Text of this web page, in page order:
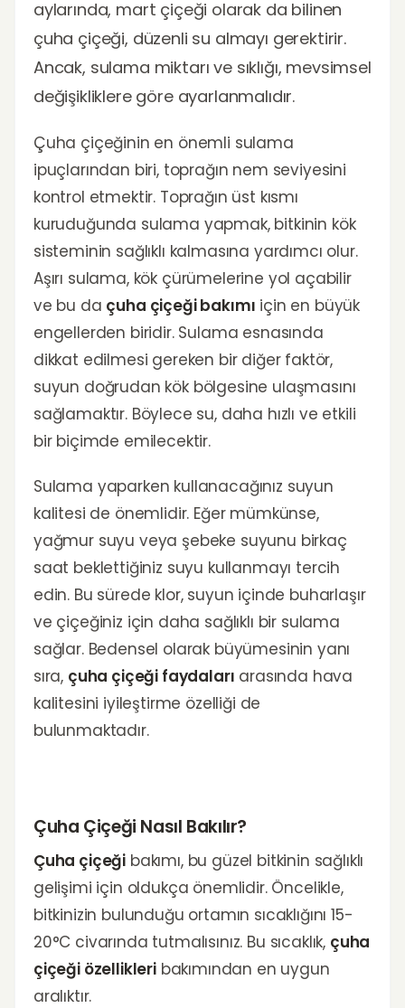
aylarında, mart çiçeği olarak da bilinen
çuha çiçeği, düzenli su almayı gerektirir.
Ancak, sulama miktarı ve sıklığı, mevsimsel
değişikliklere göre ayarlanmalıdır.
Çuha çiçeğinin en önemli sulama
ipuçlarından biri, toprağın nem seviyesini
kontrol etmektir. Toprağın üst kısmı
kuruduğunda sulama yapmak, bitkinin kök
sisteminin sağlıklı kalmasına yardımcı olur.
Aşırı sulama, kök çürümelerine yol açabilir
ve bu da çuha çiçeği bakımı için en büyük
engellerden biridir. Sulama esnasında
dikkat edilmesi gereken bir diğer faktör,
suyun doğrudan kök bölgesine ulaşmasını
sağlamaktır. Böylece su, daha hızlı ve etkili
bir biçimde emilecektir.
Sulama yaparken kullanacağınız suyun
kalitesi de önemlidir. Eğer mümkünse,
yağmur suyu veya şebeke suyunu birkaç
saat beklettiğiniz suyu kullanmayı tercih
edin. Bu sürede klor, suyun içinde buharlaşır
ve çiçeğiniz için daha sağlıklı bir sulama
sağlar. Bedensel olarak büyümesinin yanı
sıra, çuha çiçeği faydaları arasında hava
kalitesini iyileştirme özelliği de
bulunmaktadır.
Çuha Çiçeği Nasıl Bakılır?
Çuha çiçeği bakımı, bu güzel bitkinin sağlıklı
gelişimi için oldukça önemlidir. Öncelikle,
bitkinizin bulunduğu ortamın sıcaklığını 15-
20°C civarında tutmalısınız. Bu sıcaklık, çuha
çiçeği özellikleribakımından en uygun
aralıktır.